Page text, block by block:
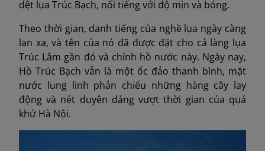
dệt lụa Trúc Bạch, nổi tiếng với độ mịn và bóng.
Theo thời gian, danh tiếng của nghề lụa ngày càng
lan xa, và tên của nó đã được đặt cho cả làng lụa
Trúc Lâm gần đó và chính hồ nước này. Ngày nay,
Hồ Trúc Bạch vẫn là một ốc đảo thanh bình, mặt
nước lung linh phản chiếu những hàng cây lay
động và nét duyên dáng vượt thời gian của quá
khứ Hà Nội.